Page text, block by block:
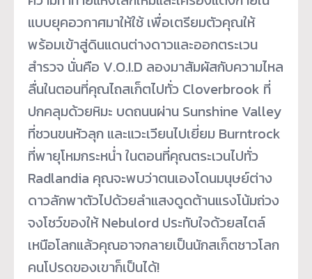
แบบยุคอวกาศมาให้ใช้ เพื่อเตรียมตัวคุณให้
พร้อมเข้าสู่ดินแดนต่างดาวและออกตระเวน
สำรวจ นั่นคือ V.O.I.D ลองมาสัมผัสกับความไหล
ลื่นในตอนที่คุณไถสเก็ตไปทั่ว Cloverbrook ที่
ปกคลุมด้วยหิมะ บดถนนผ่าน Sunshine Valley
ที่ชวนขนหัวลุก และแวะเวียนไปเยี่ยม Burntrock
ที่พายุโหมกระหน่ำ ในตอนที่คุณตระเวนไปทั่ว
Radlandia คุณจะพบว่าตนเองโดนมนุษย์ต่าง
ดาวลักพาตัวไปด้วยลำแสงดูดต้านแรงโน้มถ่วง
จงโชว์ของให้ Nebulord ประทับใจด้วยสไตล์
เหนือโลกแล้วคุณอาจกลายเป็นนักสเก็ตชาวโลก
คนโปรดของเขาก็เป็นได้!